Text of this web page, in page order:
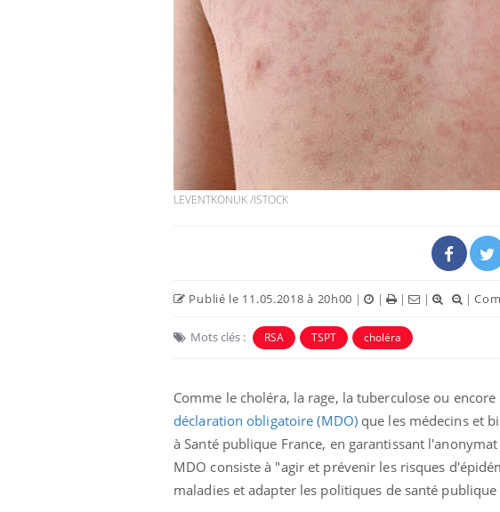
LEVENTKONUK /ISTOCK
Publié le 11.05.2018 à 20h00 | | | | |
Mots clés : RSA TSPT choléra
Comme le choléra, la rage, la tuberculose ou encore
déclaration obligatoire (MDO)que les médecins et
à Santé publique France, en garantissant
MDO consiste à "agir et prévenir les risques
maladies et adapter les politiques de santé
Cancer colorectal : une